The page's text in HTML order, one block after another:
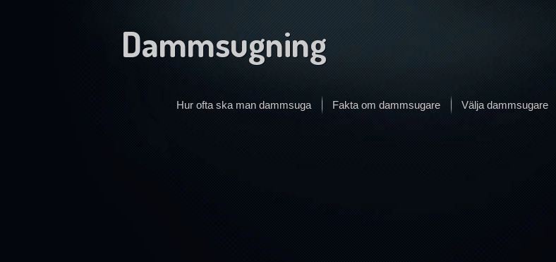
Dammsugning
Hur ofta ska man dammsuga Fakta om dammsugare Välja dammsugare